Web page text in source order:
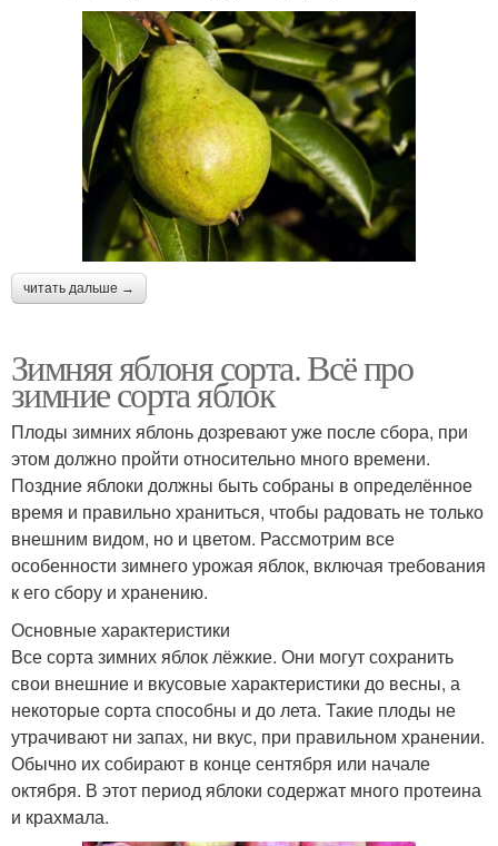
Среднеспелые сорта Самоплодные сорта
Рододендроны в
подмосковье
Грунт в подмосковье
Виды для подмосковья
Рододендроны для
Поздние сорта Средние сорта
Алыча для
подмосковья
читать дальше →
Зимняя яблоня сорта. Всё про
зимние сорта яблок
Плоды зимних яблонь дозревают уже после сбора, при
этом должно пройти относительно много времени.
Поздние яблоки должны быть собраны в определённое
время и правильно храниться, чтобы радовать не только
внешним видом, но и цветом. Рассмотрим все
особенности зимнего урожая яблок, включая требования
к его сбору и хранению.
Основные характеристики
Все сорта зимних яблок лёжкие. Они могут сохранить
свои внешние и вкусовые характеристики до весны, а
некоторые сорта способны и до лета. Такие плоды не
утрачивают ни запах, ни вкус, при правильном хранении.
Обычно их собирают в конце сентября или начале
октября. В этот период яблоки содержат много протеина
и крахмала.